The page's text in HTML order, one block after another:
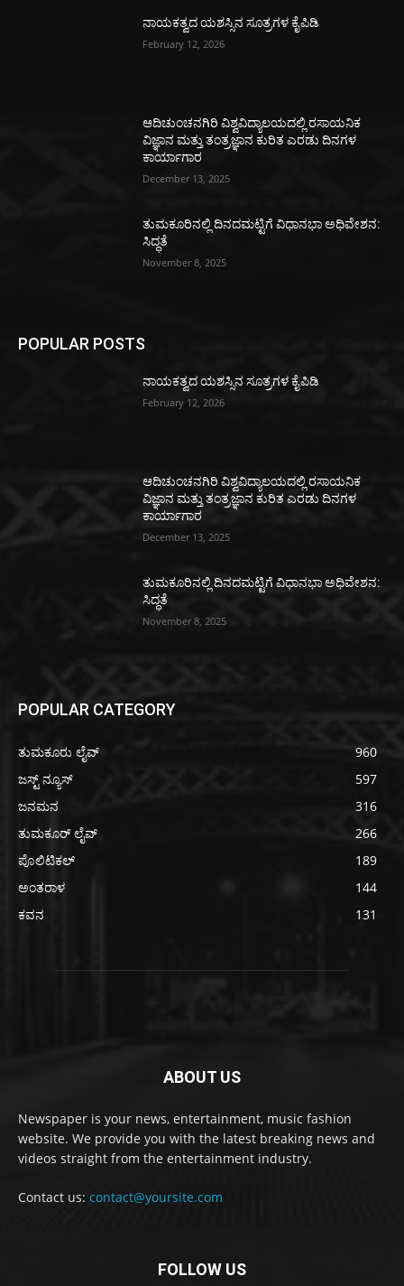
ನಾಯಕತ್ವದ ಯಶಸ್ಸಿನ ಸೂತ್ರಗಳ ಕೈಪಿಡಿ
February 12, 2026
ಆದಿಚುಂಚನಗಿರಿ ವಿಶ್ವವಿದ್ಯಾಲಯದಲ್ಲಿ ರಸಾಯನಿಕ
ವಿಜ್ಞಾನ ಮತ್ತು ತಂತ್ರಜ್ಞಾನ ಕುರಿತ ಎರಡು ದಿನಗಳ
ಕಾರ್ಯಾಗಾರ
December 13, 2025
ತುಮಕೂರಿನಲ್ಲಿ ದಿನದಮಟ್ಟಿಗೆ ವಿಧಾನಭಾ ಅಧಿವೇಶನ:
ಸಿದ್ಧತೆ
November 8, 2025
POPULAR POSTS
ನಾಯಕತ್ವದ ಯಶಸ್ಸಿನ ಸೂತ್ರಗಳ ಕೈಪಿಡಿ
February 12, 2026
ಆದಿಚುಂಚನಗಿರಿ ವಿಶ್ವವಿದ್ಯಾಲಯದಲ್ಲಿ ರಸಾಯನಿಕ
ವಿಜ್ಞಾನ ಮತ್ತು ತಂತ್ರಜ್ಞಾನ ಕುರಿತ ಎರಡು ದಿನಗಳ
ಕಾರ್ಯಾಗಾರ
December 13, 2025
ತುಮಕೂರಿನಲ್ಲಿ ದಿನದಮಟ್ಟಿಗೆ ವಿಧಾನಭಾ ಅಧಿವೇಶನ:
ಸಿದ್ಧತೆ
November 8, 2025
POPULAR CATEGORY
ತುಮಕೂರು ಲೈವ್
960
ಜಸ್ಟ್ ನ್ಯೂಸ್
597
ಜನಮನ
316
ತುಮಕೂರ್ ಲೈವ್
266
ಪೊಲಿಟಿಕಲ್
189
ಅಂತರಾಳ
144
ಕವನ
131
ABOUT US
Newspaper is your news, entertainment, music fashion
website. We provide you with the latest breaking news and
videos straight from the entertainment industry.
Contact us: contact@yoursite.com
FOLLOW US